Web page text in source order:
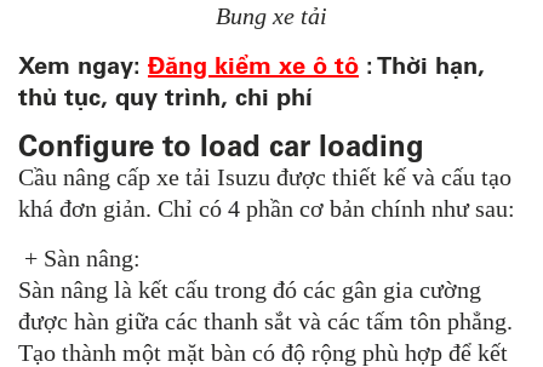
Bung xe tải
Xem ngay: Đăng kiểm xe ô tô : Thời hạn,
thủ tục, quy trình, chi phí
Configure to load car loading
Cầu nâng cấp xe tải Isuzu được thiết kế và cấu tạo
khá đơn giản. Chỉ có 4 phần cơ bản chính như sau:
+ Sàn nâng:
Sàn nâng là kết cấu trong đó các gân gia cường
được hàn giữa các thanh sắt và các tấm tôn phẳng.
Tạo thành một mặt bàn có độ rộng phù hợp để kết